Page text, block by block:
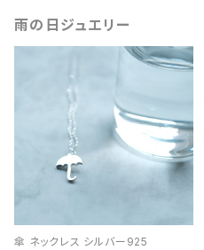
雨の日ジュエリー
傘 ネックレス シルバー925